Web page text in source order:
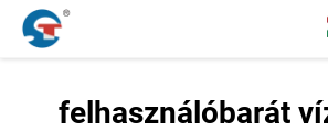
felhasználóbarát